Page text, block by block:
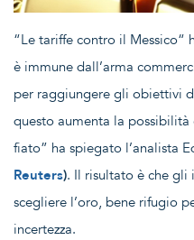
“Le tariffe contro il Messico“
è immune dall’arma
per raggiungere gli obiettivi
questo aumenta la
fiato” ha spiegato l’analista
Reuters). Il risultato è che gli
scegliere l’oro, bene rifugio
incertezza.